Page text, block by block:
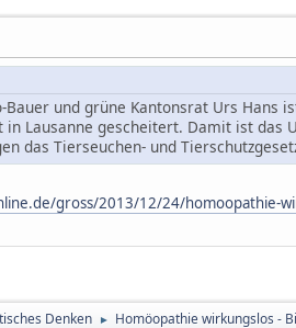
Bauer und grüne Kantonsrat Urs
in Lausanne gescheitert. Damit ist
das Tierseuchen- und
gross/2013/12/24/homoopathie-
Denken ► Homöopathie wirkungslos -